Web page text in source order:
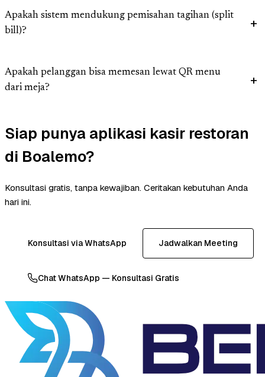
Apakah sistem mendukung pemisahan tagihan (split
bill)?
Apakah pelanggan bisa memesan lewat QR menu
dari meja?
Siap punya aplikasi kasir restoran
di Boalemo?
Konsultasi gratis, tanpa kewajiban. Ceritakan kebutuhan Anda
hari ini.
Konsultasi via WhatsApp Jadwalkan Meeting
Chat WhatsApp — Konsultasi Gratis